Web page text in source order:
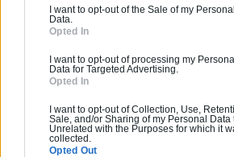
I want to opt-out of the Sale of my Personal
Data.
Opted In
I want to opt-out of processing my
Data for Targeted Advertising.
Opted In
I want to opt-out of Collection, Use,
Sale, and/or Sharing of my Personal Data
Unrelated with the Purposes for which it
collected.
Opted Out
Partagez cet